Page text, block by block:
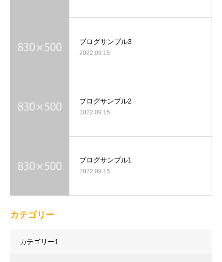
ブログサンプル3
2022.09.15
ブログサンプル2
2022.09.15
ブログサンプル1
2022.09.15
カテゴリー
カテゴリー1